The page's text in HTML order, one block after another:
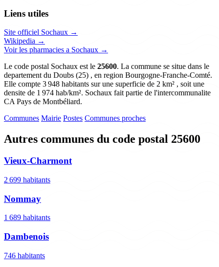
Liens utiles
Site officiel Sochaux →
Wikipedia →
Voir les pharmacies a Sochaux →
Le code postal Sochaux est le 25600. La commune se situe dans le
departement du Doubs (25) , en region Bourgogne-Franche-Comté.
Elle compte 3 948 habitants sur une superficie de 2 km² , soit une
densite de 1 974 hab/km². Sochaux fait partie de l'intercommunalite
CA Pays de Montbéliard.
Communes Mairie Postes Communes proches
Autres communes du code postal 25600
Vieux-Charmont
2 699 habitants
Nommay
1 689 habitants
Dambenois
746 habitants